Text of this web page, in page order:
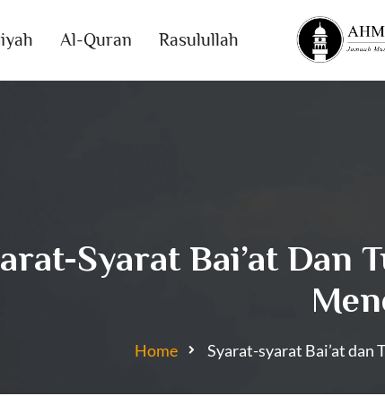
Al-Quran Rasulullah
Syarat Bai’at Dan
Home Syarat-syarat Bai’at dan